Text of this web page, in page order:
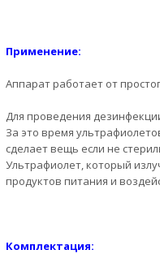
Применение:
Аппарат работает от
Для проведения
За это время
сделает вещь если не
Ультрафиолет, который
продуктов питания и
Комплектация: